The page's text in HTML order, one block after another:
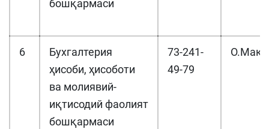
бошқармаси
6
Бухгалтерия
ҳисоби, ҳисоботи
ва молиявий-
иқтисодий фаолият
бошқармаси
73-241-
49-79